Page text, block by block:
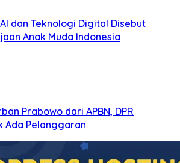
dan Teknologi Digital Disebut
Anak Muda Indonesia
Prabowo dari APBN, DPR
Ada Pelanggaran